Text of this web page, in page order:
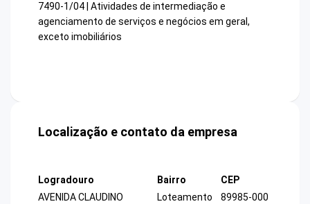
7490-1/04 | Atividades de intermediação e
agenciamento de serviços e negócios em geral,
exceto imobiliários
Localização e contato da empresa
Logradouro
AVENIDA CLAUDINO
Bairro
Loteamento
CEP
89985-000